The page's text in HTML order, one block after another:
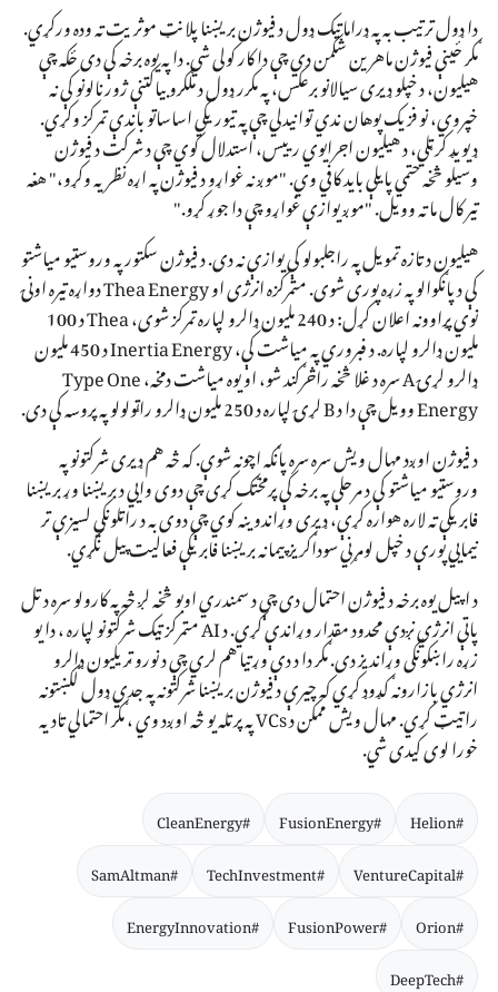
دا ډول ترتیب به په ډراماتیک ډول د فیوژن بریښنا پلانټ موثریت ته وده ورکړي.
مګر ځینې فیوژن ماهرین شکمن دي چې دا کار کولی شي. دا په یوه برخه کې دی ځکه چې
هیلیون، د خپلو ډیری سیالانو برعکس، په مکرر ډول د ملګرو بیاکتنې ژورنالونو کې نه
خپروي، نو فزیک پوهان ندي توانیدلي چې په تیوریکي اساساتو باندې تمرکز وکړي.
ډیویډ کرټلي، د هیلیون اجرایوي رییس، استدلال کوي چې د شرکت د فیوژن
وسیلو څخه حتمي پایلې باید کافي وي. "موږ نه غواړو د فیوژن په اړه نظریه وکړو،" هغه
تیر کال ما ته وویل. "موږ یوازې غواړو چې دا جوړ کړو."
هیلیون د تازه تمویل په راجلبولو کې یوازې نه دی. د فیوژن سکتور په وروستیو میاشتو
کې د پانګوالو په زړه پوری شوی. متمرکزه انرژی او Thea Energy دواړه تیره اونۍ
نوي پړاوونه اعلان کړل: د 240 ملیون ډالرو لپاره تمرکز شوی، Thea د 100
ملیون ډالرو لپاره. د فبروري په میاشت کې، Inertia Energy د 450 ملیون
ډالرو لړۍ A سره د غلا څخه راڅرګند شو، او یوه میاشت دمخه، Type One
Energy وویل چې دا د B لړۍ لپاره د 250 ملیون ډالرو راټولولو په پروسه کې دی.
د فیوژن اوږد مهال ویش سره سره پانګه اچونه شوې. که څه هم ډیری شرکتونو په
وروستیو میاشتو کې د مرحلې په برخه کې پرمختګ کړی چې دوی وايي د بریښنا وړ بریښنا
فابریکې ته لاره هواره کړې، ډیری وړاندوینه کوي چې دوی به د راتلونکي لسیزې تر
نیمایي پورې د خپل لومړني سوداګریز پیمانه بریښنا فابریکې فعالیت پیل نکړي.
د اپیل یوه برخه د فیوژن احتمال دی چې د سمندري اوبو څخه لږ څه په کارولو سره د تل
پاتې انرژي نږدې محدود مقدار وړاندې کړي. د AI متمرکز ټیک شرکتونو لپاره ، دا یو
زړه راښکونکی وړاندیز دی. مګر دا د دې وړتیا هم لري چې د نورو ټریلیون ډالرو
انرژي بازارونه ګډوډ کړي که چیرې د فیوژن بریښنا شرکتونه په جدي ډول لګښتونه
راټیټ کړي. مهال ویش ممکن د VCs په پرتله یو څه اوږد وي ، مګر احتمالي تادیه
خورا لوی کیدی شي.
#Helion
#FusionEnergy
#CleanEnergy
#VentureCapital
#TechInvestment
#SamAltman
#Orion
#FusionPower
#EnergyInnovation
#DeepTech